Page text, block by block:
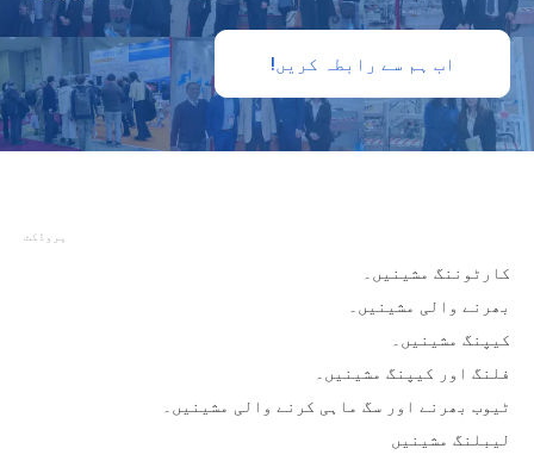
اب ہم سے رابطہ کریں!
پروڈکٹ
کارٹوننگ مشینیں۔
بھرنے والی مشینیں۔
کیپنگ مشینیں۔
فلنگ اور کیپنگ مشینیں۔
ٹیوب بھرنے اور سگ ماہی کرنے والی مشینیں۔
لیبلنگ مشینیں